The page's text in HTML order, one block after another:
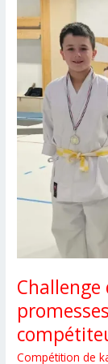
Compétition de